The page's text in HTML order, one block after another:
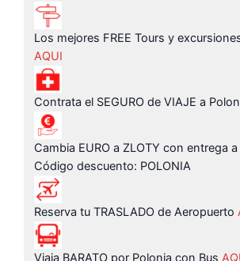
Los mejores FREE Tours y
AQUI
Contrata el SEGURO de VIAJE a
Cambia EURO a ZLOTY con entrega
Código descuento: POLONIA
Reserva tu TRASLADO de Aeropuerto
Viaja BARATO por Polonia con Bus